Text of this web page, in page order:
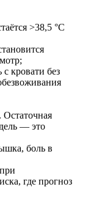
>38,5 °C
кровати без
— это
боль в
где прогноз